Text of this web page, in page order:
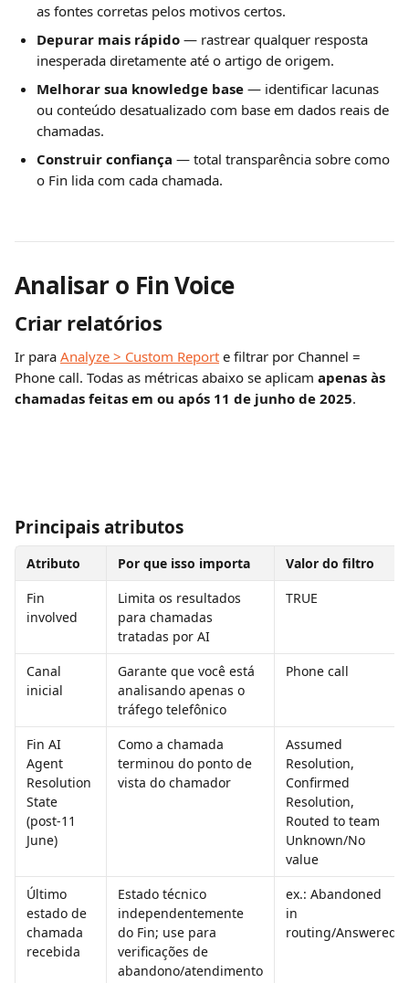
as fontes corretas pelos motivos certos.
Depurar mais rápido — rastrear qualquer resposta
inesperada diretamente até o artigo de origem.
Melhorar sua knowledge base — identificar lacunas
ou conteúdo desatualizado com base em dados reais de
chamadas.
Construir confiança — total transparência sobre como
o Fin lida com cada chamada.
Analisar o Fin Voice
Criar relatórios
Ir para Analyze > Custom Report e filtrar por Channel =
Phone call. Todas as métricas abaixo se aplicam apenas às
chamadas feitas em ou após 11 de junho de 2025.
Principais atributos
Atributo Por que isso importa
Valor do filtro
Fin
involved
Limita os resultados
para chamadas
tratadas por AI
TRUE
Canal
inicial
Garante que você está
analisando apenas o
tráfego telefônico
Phone call
Fin AI
Agent
Resolution
State
(post‑11
June)
Como a chamada
terminou do ponto de
vista do chamador
Assumed
Resolution,
Confirmed
Resolution,
Routed to team
Unknown/No
value
Último
estado de
chamada
recebida
Estado técnico
independentemente
do Fin; use para
verificações de
abandono/atendimento
ex.: Abandoned
in
routing/Answered